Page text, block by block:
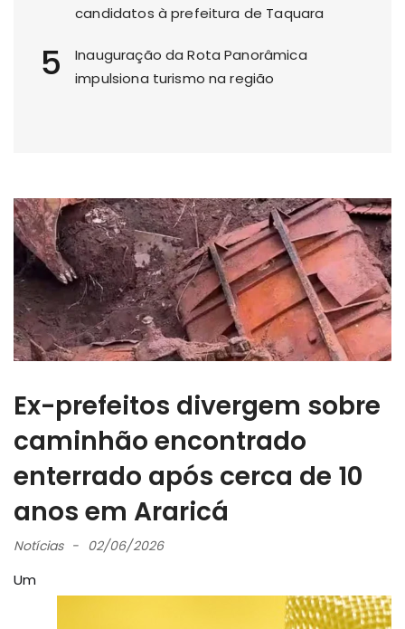
candidatos à prefeitura de Taquara
5
Inauguração da Rota Panorâmica
impulsiona turismo na região
Ex-prefeitos divergem sobre
caminhão encontrado
enterrado após cerca de 10
anos em Araricá
Notícias 02/06/2026
Um